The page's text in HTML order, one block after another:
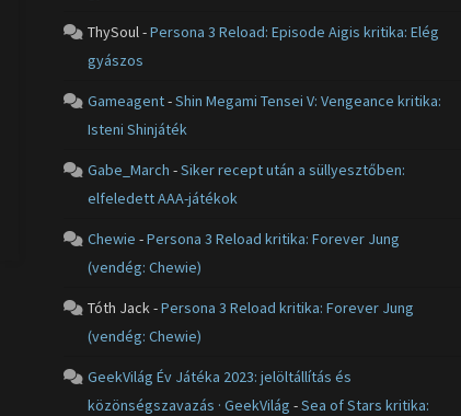
ThySoul-Persona 3 Reload: Episode Aigis kritika: Elég
gyászos
Gameagent-Shin Megami Tensei V: Vengeance kritika:
Isteni Shinjáték
Gabe_March -Siker recept után a süllyesztőben:
elfeledett AAA-játékok
Chewie -Persona 3 Reload kritika: Forever Jung
(vendég: Chewie)
Tóth Jack-Persona 3 Reload kritika: Forever Jung
(vendég: Chewie)
GeekVilág Év Játéka 2023: jelöltállítás és
közönségszavazás · GeekVilág -Sea of Stars kritika: